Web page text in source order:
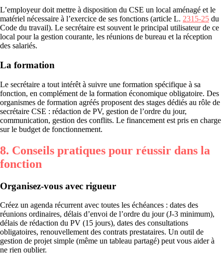
L’employeur doit mettre à disposition du CSE un local aménagé et le
matériel nécessaire à l’exercice de ses fonctions (article L. 2315-25 du
Code du travail). Le secrétaire est souvent le principal utilisateur de ce
local pour la gestion courante, les réunions de bureau et la réception
des salariés.
La formation
Le secrétaire a tout intérêt à suivre une formation spécifique à sa
fonction, en complément de la formation économique obligatoire. Des
organismes de formation agréés proposent des stages dédiés au rôle de
secrétaire CSE : rédaction de PV, gestion de l’ordre du jour,
communication, gestion des conflits. Le financement est pris en charge
sur le budget de fonctionnement.
8. Conseils pratiques pour réussir dans la
fonction
Organisez-vous avec rigueur
Créez un agenda récurrent avec toutes les échéances : dates des
réunions ordinaires, délais d’envoi de l’ordre du jour (J-3 minimum),
délais de rédaction du PV (15 jours), dates des consultations
obligatoires, renouvellement des contrats prestataires. Un outil de
gestion de projet simple (même un tableau partagé) peut vous aider à
ne rien oublier.